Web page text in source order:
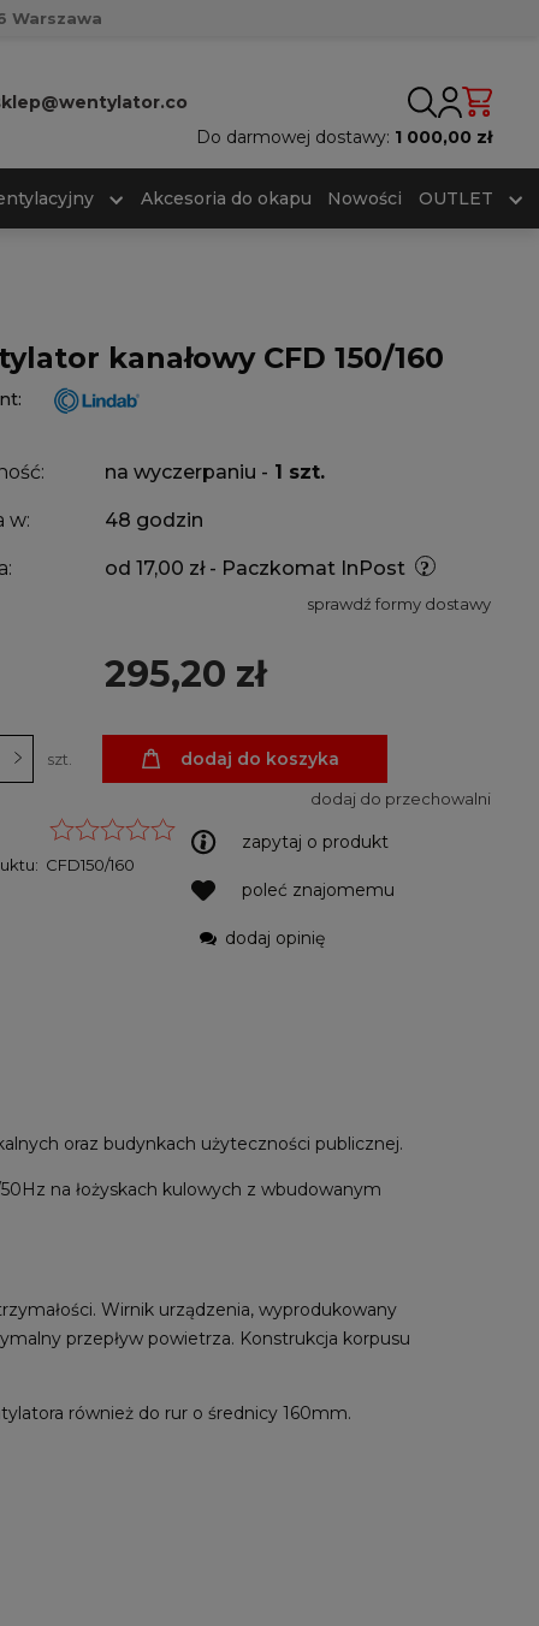
Warszawa
Do darmowej dostawy: 1 000,00 zł
Akcesoria do okapu Nowości OUTLET
kanałowy CFD 150/160
na wyczerpaniu - 1 szt.
w: 48 godzin
od 17,00 zł - Paczkomat InPost
sprawdź formy dostawy
295,20 zł
szt. dodaj do koszyka
dodaj do przechowalni
CFD150/160
zapytaj o produkt
poleć znajomemu
dodaj opinię
oraz budynkach użyteczności publicznej.
na łożyskach kulowych z wbudowanym
Wirnik urządzenia, wyprodukowany
przepływ powietrza. Konstrukcja korpusu
również do rur o średnicy 160mm.